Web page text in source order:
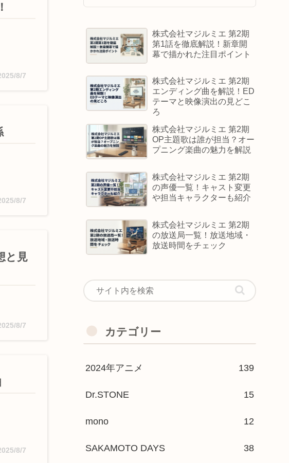
8/7
8/7
と見
8/7
8/7
株式会社マジルミエ 第2期
第1話を徹底解説！新章開
幕で描かれた注目ポイント
株式会社マジルミエ 第2期
エンディング曲を解説！ED
テーマと映像演出の見どこ
ろ
株式会社マジルミエ 第2期
OP主題歌は誰が担当？オー
プニング楽曲の魅力を解説
株式会社マジルミエ 第2期
の声優一覧！キャスト変更
や担当キャラクターも紹介
株式会社マジルミエ 第2期
の放送局一覧！放送地域・
放送時間をチェック
カテゴリー
2024年アニメ 139
Dr.STONE 15
mono 12
SAKAMOTO DAYS 38